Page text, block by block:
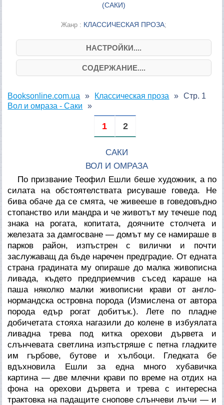
(САКИ)
Жанр : КЛАССИЧЕСКАЯ ПРОЗА;
НАСТРОЙКИ....
СОДЕРЖАНИЕ....
Booksonline.com.ua
Классическая проза
Вол и омраза - Саки
Стр. 1
1 2
САКИ
ВОЛ И ОМРАЗА
По призвание Теофил Ешли беше художник, а по
силата на обстоятелствата рисуваше говеда. Не
бива обаче да се смята, че живееше в говедовъдно
стопанство или мандра и че животът му течеше под
знака на рогата, копитата, доячните столчета и
железата за дамгосване — домът му се намираше в
парков район, изпъстрен с вилички и почти
заслужаващ да бъде наречен предградие. От едната
страна градината му опираше до малка живописна
ливада, където предприемчив съсед караше на
паша няколко малки живописни крави от англо-
нормандска островна порода (Измислена от автора
порода едър рогат добитък.). Лете по пладне
добичетата стояха нагазили до колене в избуялата
ливадна трева под китка орехови дървета и
слънчевата светлина изпъстряше с петна гладките
им гърбове, бутове и хълбоци. Гледката бе
вдъхновила Ешли за една много хубавичка
картина — две млечни крави по време на отдих на
фона на орехови дървета и трева с интересна
трактовка на падащите снопове слънчеви лъчи — и